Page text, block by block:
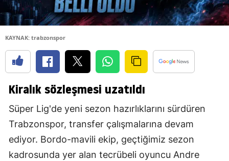
KAYNAK: trabzonspor
Kiralık sözleşmesi uzatıldı
Süper Lig'de yeni sezon hazırlıklarını sürdüren
Trabzonspor, transfer çalışmalarına devam
ediyor. Bordo-mavili ekip, geçtiğimiz sezon
kadrosunda yer alan tecrübeli oyuncu Andre